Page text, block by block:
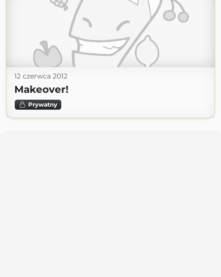
12 czerwca 2012
Makeover!
Prywatny